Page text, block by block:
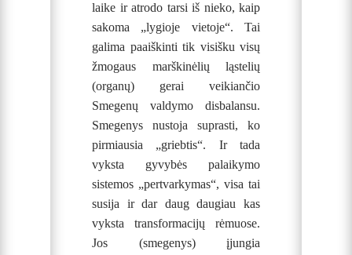
laike ir atrodo tarsi iš nieko, kaip
sakoma „lygioje vietoje“. Tai
galima paaiškinti tik visišku visų
žmogaus marškinėlių ląstelių
(organų) gerai veikiančio
Smegenų valdymo disbalansu.
Smegenys nustoja suprasti, ko
pirmiausia „griebtis“. Ir tada
vyksta gyvybės palaikymo
sistemos „pertvarkymas“, visa tai
susija ir dar daug daugiau kas
vyksta transformacijų rėmuose.
Jos (smegenys) įjungia